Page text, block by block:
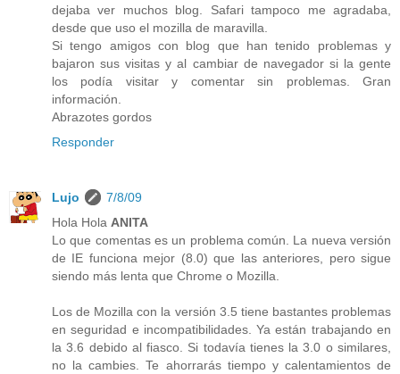
dejaba ver muchos blog. Safari tampoco me agradaba,
desde que uso el mozilla de maravilla.
Si tengo amigos con blog que han tenido problemas y
bajaron sus visitas y al cambiar de navegador si la gente
los podía visitar y comentar sin problemas. Gran
información.
Abrazotes gordos
Responder
Lujo
7/8/09
Hola Hola ANITA
Lo que comentas es un problema común. La nueva versión
de IE funciona mejor (8.0) que las anteriores, pero sigue
siendo más lenta que Chrome o Mozilla.
Los de Mozilla con la versión 3.5 tiene bastantes problemas
en seguridad e incompatibilidades. Ya están trabajando en
la 3.6 debido al fiasco. Si todavía tienes la 3.0 o similares,
no la cambies. Te ahorrarás tiempo y calentamientos de